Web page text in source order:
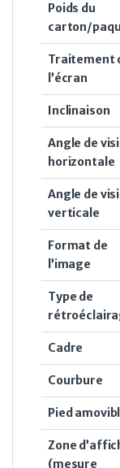
Poids du
carton/
Traitement
l’écran
Inclinaison
Angle de
horizontale
Angle de
verticale
Format de
l’image
Type de
Cadre
Courbure
Pied
Zone
(mesure